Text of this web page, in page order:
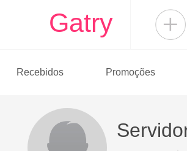
Gatry
Recebidos Promoções